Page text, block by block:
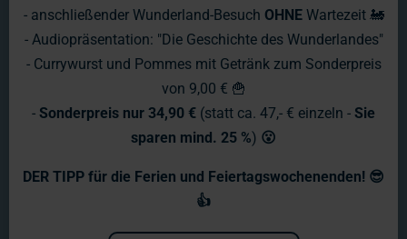
- anschließender Wunderland-Besuch OHNE Wartezeit 🚂
- Audiopräsentation: "Die Geschichte des Wunderlandes"
- Currywurst und Pommes mit Getränk zum Sonderpreis
von 9,00 € 🍟
- Sonderpreis nur 34,90 € (statt ca. 47,- € einzeln - Sie
sparen mind. 25 %) 😮
DER TIPP für die Ferien und Feiertagswochenenden! 😎
👍